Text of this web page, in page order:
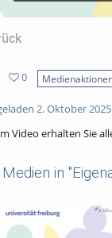
0
2. Oktober 2025
Video erhalten Sie
in